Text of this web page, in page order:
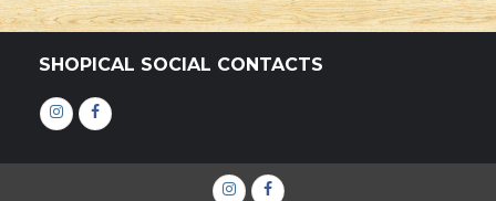
SHOPICAL SOCIAL CONTACTS
ІнстаграмФейсбук
ІнстаграмФейсбук